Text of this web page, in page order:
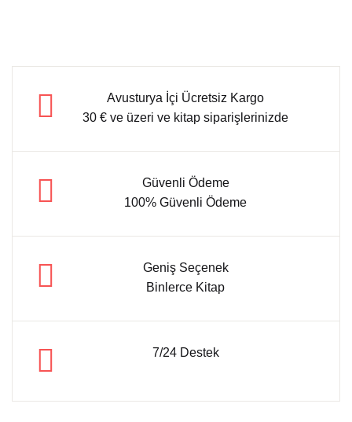
Avusturya İçi Ücretsiz Kargo
30 € ve üzeri ve kitap siparişlerinizde
Güvenli Ödeme
100% Güvenli Ödeme
Geniş Seçenek
Binlerce Kitap
7/24 Destek